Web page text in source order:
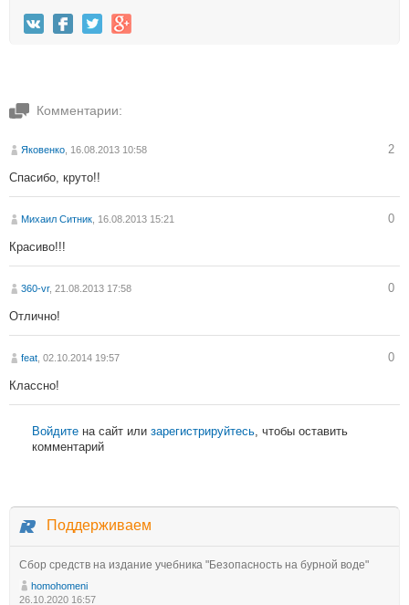
Комментарии:
Яковенко , 16.08.2013 10:58 2
Спасибо, круто!!
Михаил Ситник , 16.08.2013 15:21 0
Красиво!!!
360-vr, 21.08.2013 17:58 0
Отлично!
feat , 02.10.2014 19:57 0
Классно!
Войдите на сайт или зарегистрируйтесь, чтобы оставить
комментарий
Поддерживаем
Сбор средств на издание учебника "Безопасность на бурной воде"
homohomeni
26.10.2020 16:57